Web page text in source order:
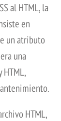
al HTML, la
en
un atributo
una
HTML,
HTML,